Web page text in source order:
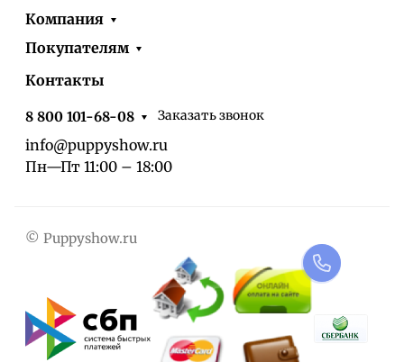
Компания
Покупателям
Контакты
8 800 101-68-08 Заказать звонок
info@puppyshow.ru
Пн—Пт 11:00 – 18:00
© Puppyshow.ru